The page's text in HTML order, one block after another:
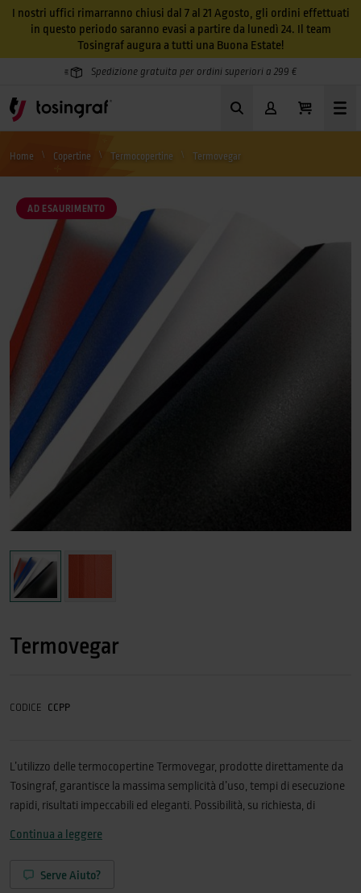
I nostri uffici rimarranno chiusi dal 7 al 21 Agosto, gli ordini effettuati
in questo periodo saranno evasi a partire da lunedì 24. Il team
Tosingraf augura a tutti una Buona Estate!
Spedizione gratuita per ordini superiori a 299 €
Home Copertine Termocopertine Termovegar
AD ESAURIMENTO
Termovegar
CODICE CCPP
L’utilizzo delle termocopertine Termovegar, prodotte direttamente da
Tosingraf, garantisce la massima semplicità d’uso, tempi di esecuzione
rapidi, risultati impeccabili ed eleganti. Possibilità, su richiesta, di
trasparente antigraffio ed antiriflesso, il retro è tramato similpelle.
termocopertina ha un dorso predefinito e doppia cordonatura, sia
Continua a leggere
Serve Aiuto?